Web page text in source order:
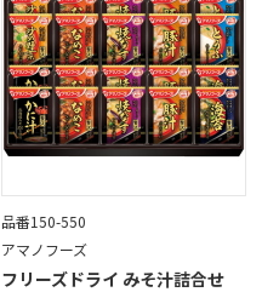
品番150-550
アマノフーズ
フリーズドライ みそ汁詰合せ